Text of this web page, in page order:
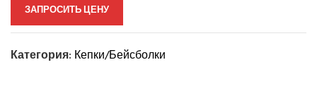
ЗАПРОСИТЬ ЦЕНУ
Категория: Кепки/Бейсболки